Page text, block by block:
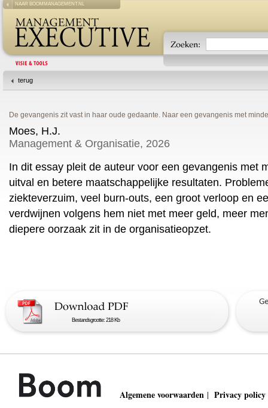
NAAR BOOMMANAGEMENT.NL
terug
De gevangenis zit vast in haar oude gedaante. Naar een gevangenis met
Moes, H.J.
Management & Organisatie, 2026
In dit essay pleit de auteur voor een gevangenis met
uitval en betere maatschappelijke resultaten.
ziekteverzuim, veel burn-outs, een groot verloop en
verdwijnen volgens hem niet met meer geld, meer
diepere oorzaak zit in de organisatieopzet.
Bestandsgrootte: 218 Kb
Algemene voorwaarden | Privacy policy